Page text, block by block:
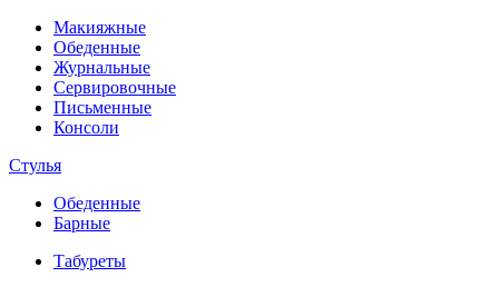
Макияжные
Обеденные
Журнальные
Сервировочные
Письменные
Консоли
Стулья
Обеденные
Барные
Табуреты